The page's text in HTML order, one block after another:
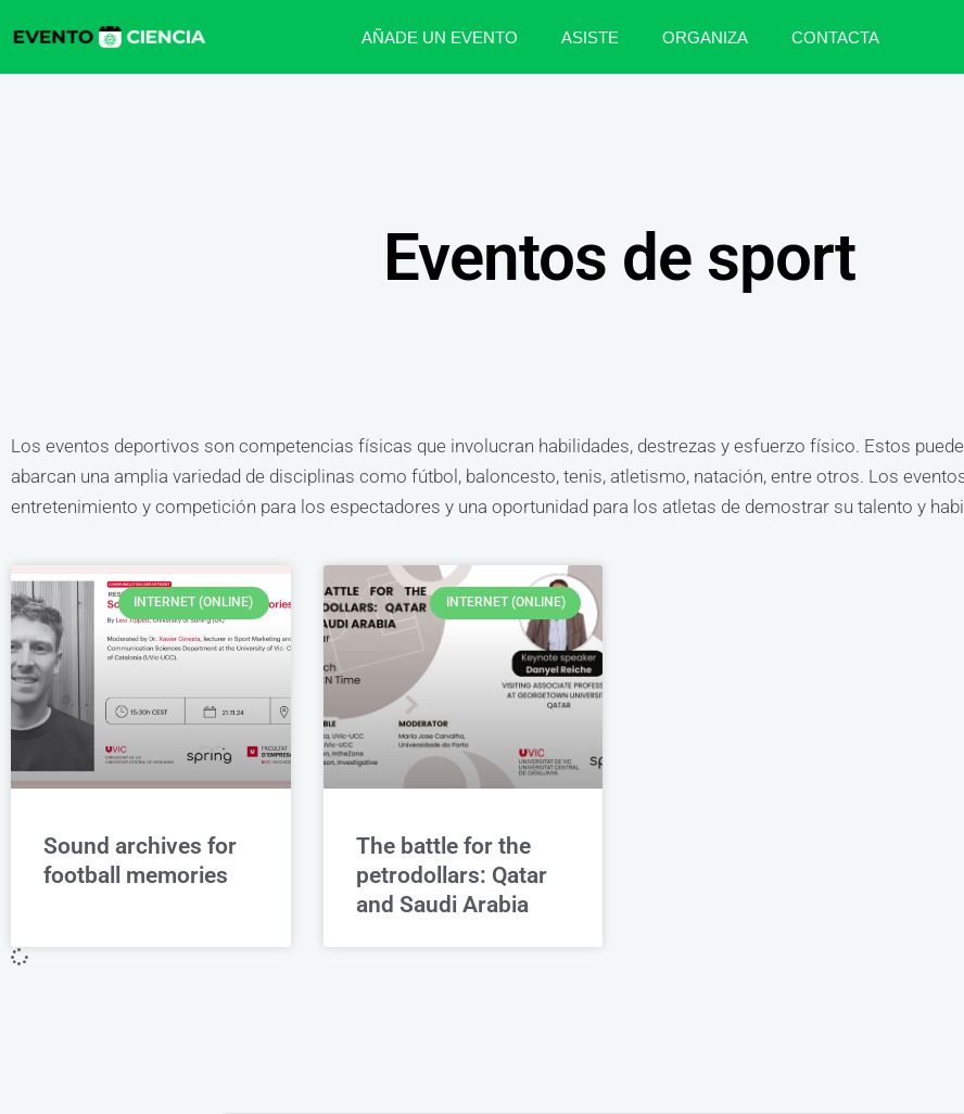
AÑADE UN EVENTO ASISTE ORGANIZA CONTACTA
Eventos de sport
Los eventos deportivos son competencias físicas que involucran habilidades, destrezas y esfuerzo físico. Estos
abarcan una amplia variedad de disciplinas como fútbol, baloncesto, tenis, atletismo, natación, entre otros. Los
entretenimiento y competición para los espectadores y una oportunidad para los atletas de demostrar su talento y
INTERNET (ONLINE)
Sound archives for
football memories
INTERNET (ONLINE)
The battle for the
petrodollars: Qatar
and Saudi Arabia